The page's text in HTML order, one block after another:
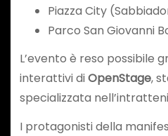
Piazza City
Parco San Giovanni
L’evento è reso possibile
interattivi diOpenStage,
specializzata
I protagonisti della